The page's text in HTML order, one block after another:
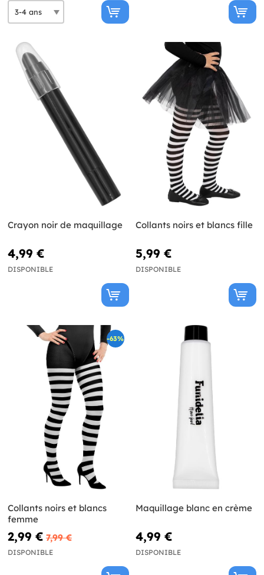
Crayon noir de maquillage
4,99 €
DISPONIBLE
Collants noirs et blancs fille
5,99 €
DISPONIBLE
-63%
Collants noirs et blancs
femme
2,99 € 7,99 €
DISPONIBLE
Maquillage blanc en crème
4,99 €
DISPONIBLE